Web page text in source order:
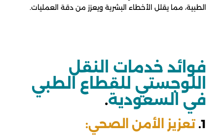
الطبية، مما يقلل الأخطاء البشرية ويعزز من دقة العمليات.
فوائد خدمات النقل
اللوجستي للقطاع الطبي
في السعودية.
1. تعزيز الأمن الصحي: